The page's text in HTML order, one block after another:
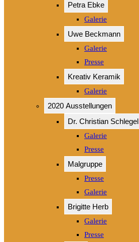
Petra Ebke
Galerie
Uwe Beckmann
Galerie
Presse
Kreativ Keramik
Galerie
2020 Ausstellungen
Dr. Christian Schlegel
Galerie
Presse
Malgruppe
Presse
Galerie
Brigitte Herb
Galerie
Presse